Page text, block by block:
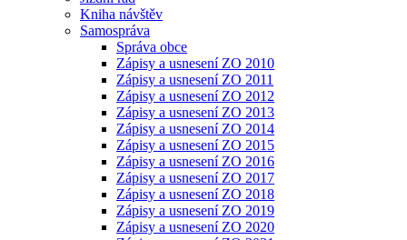
Kniha návštěv
Samospráva
Správa obce
Zápisy a usnesení ZO 2010
Zápisy a usnesení ZO 2011
Zápisy a usnesení ZO 2012
Zápisy a usnesení ZO 2013
Zápisy a usnesení ZO 2014
Zápisy a usnesení ZO 2015
Zápisy a usnesení ZO 2016
Zápisy a usnesení ZO 2017
Zápisy a usnesení ZO 2018
Zápisy a usnesení ZO 2019
Zápisy a usnesení ZO 2020